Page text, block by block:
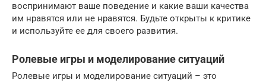
воспринимают ваше поведение и какие ваши качества
им нравятся или не нравятся. Будьте открыты к критике
и используйте ее для своего развития.
Ролевые игры и моделирование ситуаций
Ролевые игры и моделирование ситуаций – это